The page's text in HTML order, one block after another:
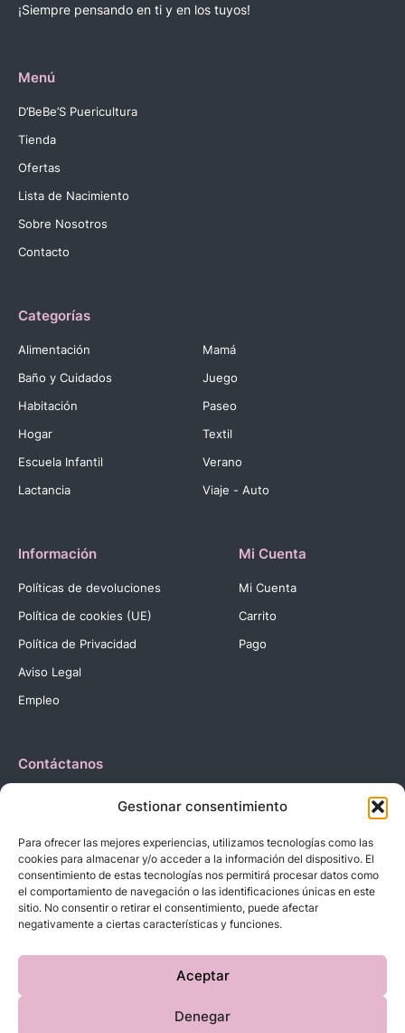
Gestionar consentimiento
Para ofrecer las mejores experiencias, utilizamos tecnologías como las
cookies para almacenar y/o acceder a la información del dispositivo. El
consentimiento de estas tecnologías nos permitirá procesar datos como
el comportamiento de navegación o las identificaciones únicas en este
sitio. No consentir o retirar el consentimiento, puede afectar
negativamente a ciertas características y funciones.
Aceptar
Denegar
¡Siempre pensando en ti y en los tuyos!
Menú
D’BeBe’S Puericultura
Tienda
Ofertas
Lista de Nacimiento
Sobre Nosotros
Contacto
Categorías
Alimentación
Baño y Cuidados
Habitación
Hogar
Escuela Infantil
Lactancia
Mamá
Juego
Paseo
Textil
Verano
Viaje - Auto
Información
Políticas de devoluciones
Política de cookies (UE)
Política de Privacidad
Aviso Legal
Empleo
Mi Cuenta
Mi Cuenta
Carrito
Pago
Contáctanos
C. Reyes Católicos, 27 03420 Castalla Alicante
Correo: info@dbebes.net
Síguenos en las redes sociales
Copyright © 2023 D’BeBe’S. Todos los derechos reservados.